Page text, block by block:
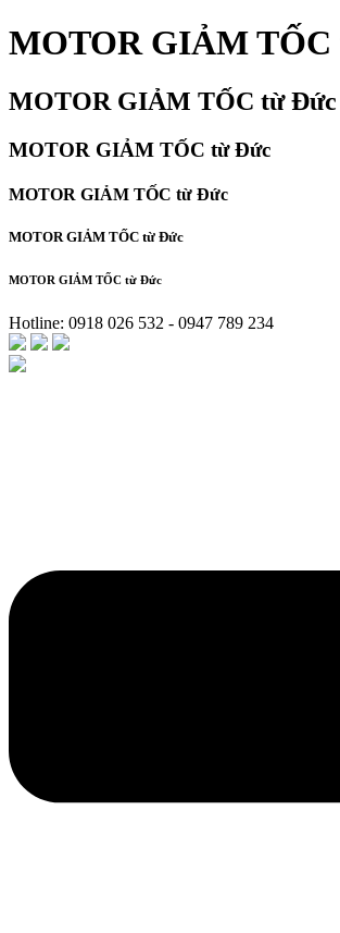
MOTOR GIẢM
MOTOR GIẢM TỐC từ Đức
MOTOR GIẢM TỐC từ Đức
MOTOR GIẢM TỐC từ Đức
MOTOR GIẢM TỐC từ Đức
MOTOR GIẢM TỐC từ Đức
Hotline: 0918 026 532 - 0947 789 234